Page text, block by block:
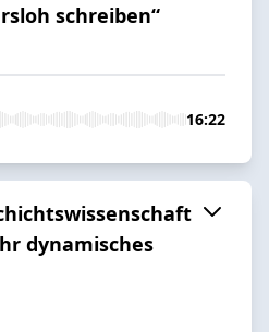
schreiben“
16:22
dynamisches